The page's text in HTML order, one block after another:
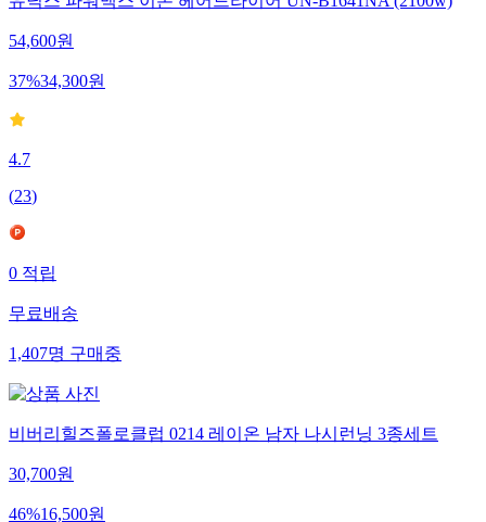
유닉스 파워맥스 이온 헤어드라이어 UN-B1641NA (2100w)
54,600원
37%34,300원
4.7
(23)
0적립
무료배송
1,407명구매중
비버리힐즈폴로클럽 0214 레이온 남자 나시런닝 3종세트
30,700원